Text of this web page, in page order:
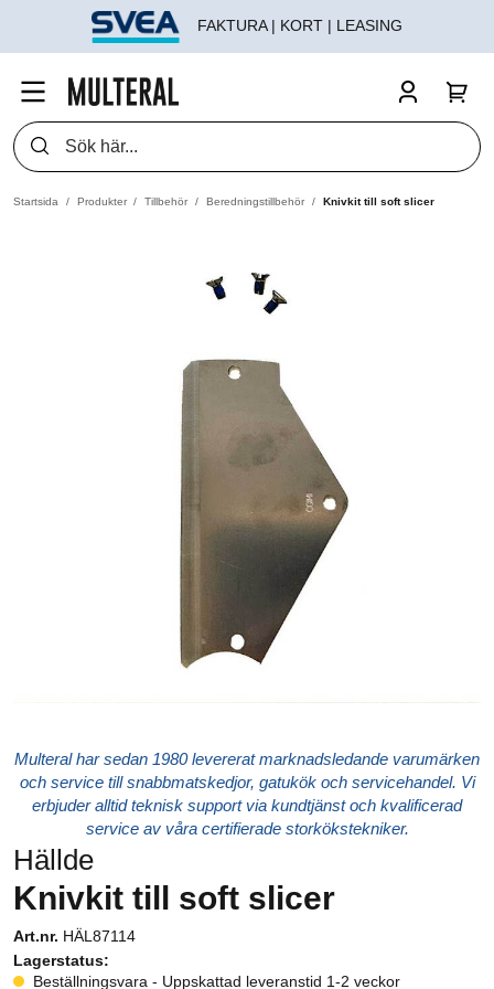
FAKTURA | KORT | LEASING
Startsida Produkter Tillbehör Beredningstillbehör Knivkit till soft slicer
Multeral har sedan 1980 levererat marknadsledande varumärken
och service till snabbmatskedjor, gatukök och servicehandel. Vi
erbjuder alltid teknisk support via kundtjänst och kvalificerad
service av våra certifierade storkökstekniker.
Hällde
Knivkit till soft slicer
Art.nr. HÄL87114
Lagerstatus:
Beställningsvara - Uppskattad leveranstid 1-2 veckor